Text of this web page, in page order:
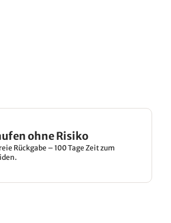
ohne Risiko
Rückgabe – 100 Tage Zeit zum